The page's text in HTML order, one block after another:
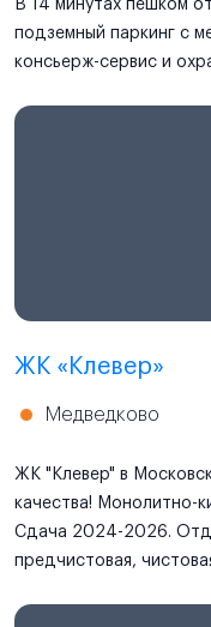
В 14 минутах пешком
подземный паркинг с
консьерж-сервис и
ЖК «Клевер»
Медведково
ЖК "Клевер" в
качества! Монолитно-
Сдача 2024-2026.
предчистовая,